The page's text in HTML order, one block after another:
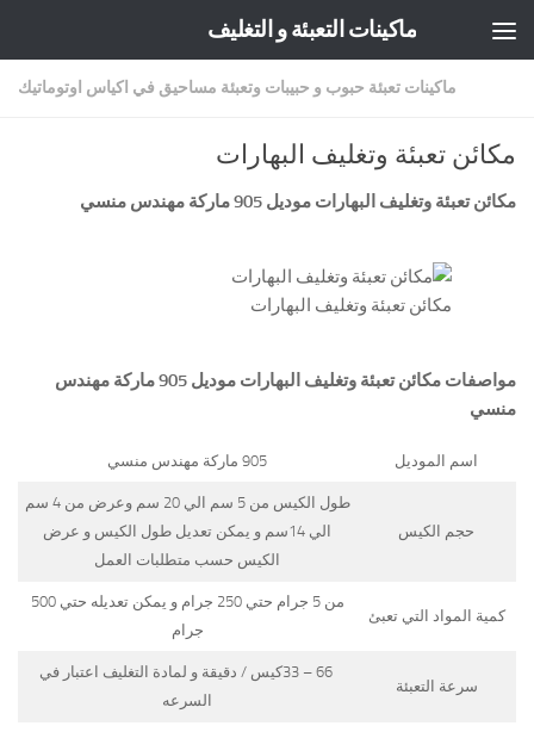
ماكينات التعبئة و التغليف
ماكينات تعبئة حبوب و حبيبات وتعبئة مساحيق في اكياس اوتوماتيك
مكائن تعبئة وتغليف البهارات
مكائن تعبئة وتغليف البهارات موديل 905 ماركة مهندس منسي
مكائن تعبئة وتغليف البهارات
مواصفات مكائن تعبئة وتغليف البهارات
موديل 905 ماركة مهندس
منسي
اسم الموديل 905 ماركة مهندس منسي
حجم الكيس
طول الكيس من 5 سم الي 20 سم وعرض من 4 سم
الي 14سم و يمكن تعديل طول الكيس و عرض
الكيس حسب متطلبات العمل
كمية المواد التي تعبئ
من 5 جرام حتي 250 جرام و يمكن تعديله حتي 500
جرام
سرعة التعبئة
66 – 33كيس / دقيقة و لمادة التغليف اعتبار في
السرعه